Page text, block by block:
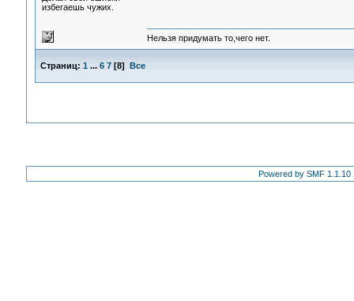
избегаешь чужих.
Нельзя придумать то,чего нет.
Страниц: 1 ... 6 7[8] Все
Powered by SMF 1.1.10